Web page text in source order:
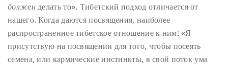
долженделать то». Тибетский подход отличается от
нашего. Когда даются посвящения, наиболее
распространенное тибетское отношение к ним: «Я
присутствую на посвящении для того, чтобы посеять
семена, или кармические инстинкты, в свой поток ума